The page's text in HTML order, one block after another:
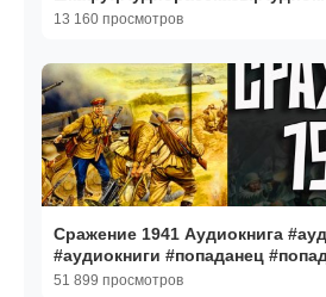
истории
13 160 просмотров
Сражение 1941 Аудиокнига
#аудиокниги #попаданец
51 899 просмотров